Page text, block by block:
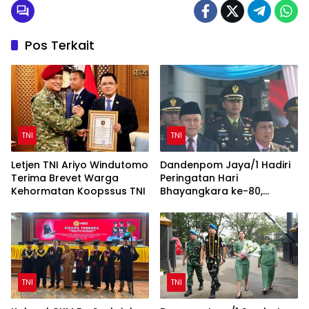
Pos Terkait
TNI
Letjen TNI Ariyo Windutomo
Terima Brevet Warga
Kehormatan Koopssus TNI
TNI
Dandenpom Jaya/1 Hadiri
Peringatan Hari
Bhayangkara ke-80,
TNI TNI